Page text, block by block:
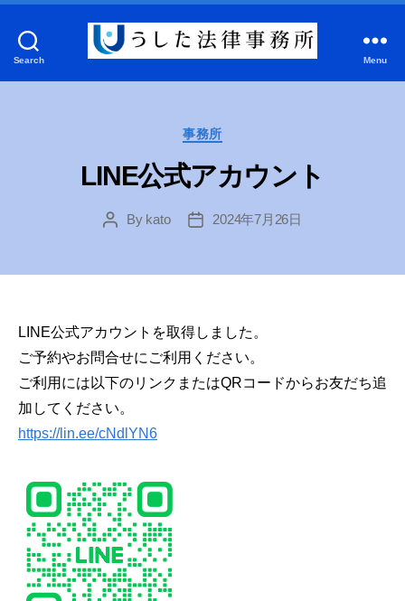
Search
た
法
律
事
Menu
Categories
事務所
LINE公式アカウント
PostBy kato
Post2024年7月26日
LINE公式アカウントを取得しました。
ご予約やお問合せにご利用ください。
ご利用には以下のリンクまたはQRコードからお友だち追
加してください。
https://lin.ee/cNdlYN6